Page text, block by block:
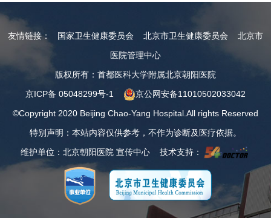
友情链接： 国家卫生健康委员会 北京市卫生健康委员会
北京市
医院管理中心
版权所有：首都医科大学附属北京朝阳医院
京ICP备 05048299号-1
京公网安备11010502033042
©Copyright 2020 Beijing Chao-Yang Hospital.All rights Reserved
特别声明：本站内容仅供参考，不作为诊断及医疗依据。
维护单位：北京朝阳医院 宣传中心 技术支持：